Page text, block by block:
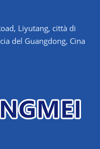
Liyutang, città di
del Guangdong, Cina